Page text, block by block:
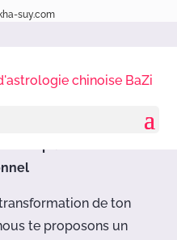
suy.com
la liste
de ton
te proposons un